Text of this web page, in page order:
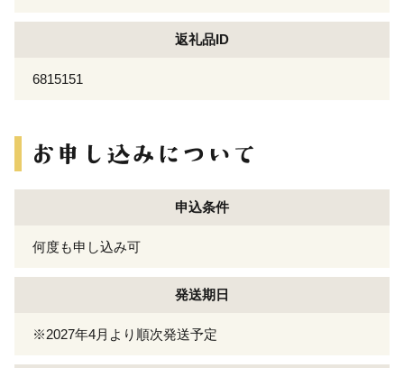
返礼品ID
6815151
申込条件
何度も申し込み可
発送期日
※2027年4月より順次発送予定